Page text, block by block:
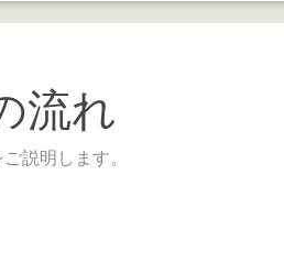
流れ
説明します。